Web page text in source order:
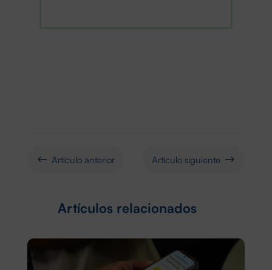
# Artículo anterior Artículo siguiente $
Artículos relacionados